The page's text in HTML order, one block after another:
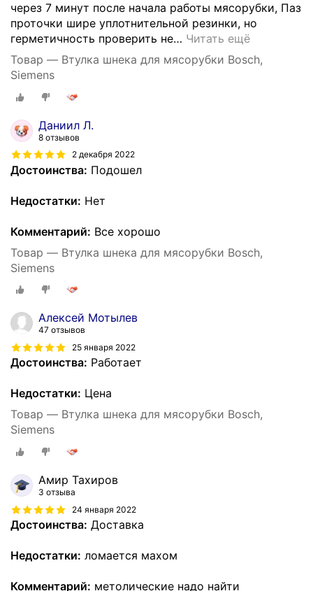
через 7 минут после начала работы мясорубки, Паз
проточки шире уплотнительной резинки, но
герметичность проверить не… Читать ещё
Товар — Втулка шнека для мясорубки Bosch,
Siemens
Даниил Л.
8 отзывов
2 декабря 2022
Достоинства: Подошел
Недостатки: Нет
Комментарий: Все хорошо
Товар — Втулка шнека для мясорубки Bosch,
Siemens
Алексей Мотылев
47 отзывов
25 января 2022
Достоинства: Работает
Недостатки: Цена
Товар — Втулка шнека для мясорубки Bosch,
Siemens
Амир Тахиров
3 отзыва
24 января 2022
Достоинства: Доставка
Недостатки: ломается махом
Комментарий: метолические надо найти